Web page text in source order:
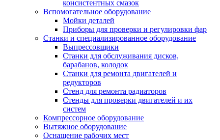
консистентных смазок
Вспомогательное оборудование
Мойки деталей
Приборы для проверки и регулировки фар
Станки и специализированное оборудование
Выпрессовщики
Станки для обслуживания дисков,
барабанов, колодок
Станки для ремонта двигателей и
редукторов
Стенд для ремонта радиаторов
Стенды для проверки двигателей и их
систем
Компрессорное оборудование
Вытяжное оборудование
Оснащение рабочих мест